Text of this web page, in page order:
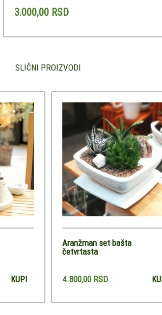
3.000,00 RSD
SLIČNI PROIZVODI
KUPI
Aranžman set bašta
četvrtasta
4.800,00 RSD